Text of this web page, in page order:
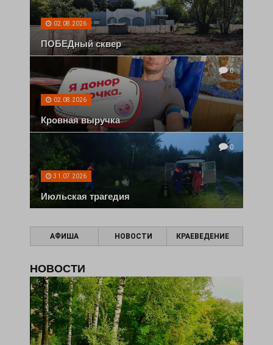
02.08.2026
ПОБЕДный сквер
0
02.08.2026
Кровная выручка
0
31.07.2026
Июльская трагедия
АФИША НОВОСТИ КРАЕВЕДЕНИЕ
НОВОСТИ